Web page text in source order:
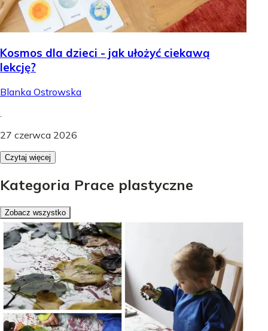
Kosmos dla dzieci - jak ułożyć ciekawą
lekcję?
Blanka Ostrowska
.
27 czerwca 2026
Czytaj więcej
Kategoria Prace plastyczne
Zobacz wszystko